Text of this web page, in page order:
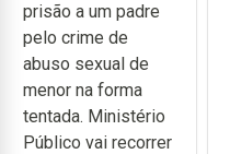
prisão a um padre
pelo crime de
abuso sexual de
menor na forma
tentada. Ministério
Público vai recorrer